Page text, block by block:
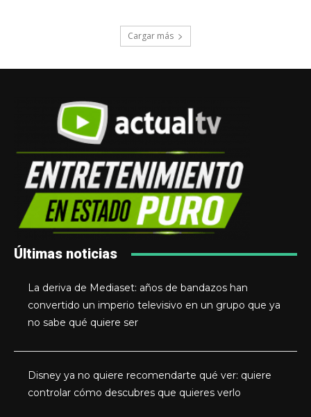
Cargar más
Últimas noticias
La deriva de Mediaset: años de bandazos han
convertido un imperio televisivo en un grupo que ya
no sabe qué quiere ser
Disney ya no quiere recomendarte qué ver: quiere
controlar cómo descubres que quieres verlo